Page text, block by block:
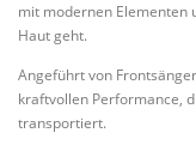
mit modernen Elementen
Haut geht.
Angeführt von
kraftvollen Performance,
transportiert.